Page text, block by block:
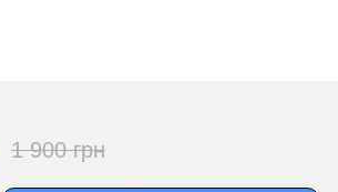
1 900 грн